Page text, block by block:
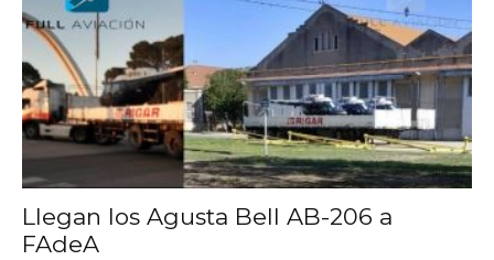
Llegan los Agusta Bell AB-206 a
FAdeA